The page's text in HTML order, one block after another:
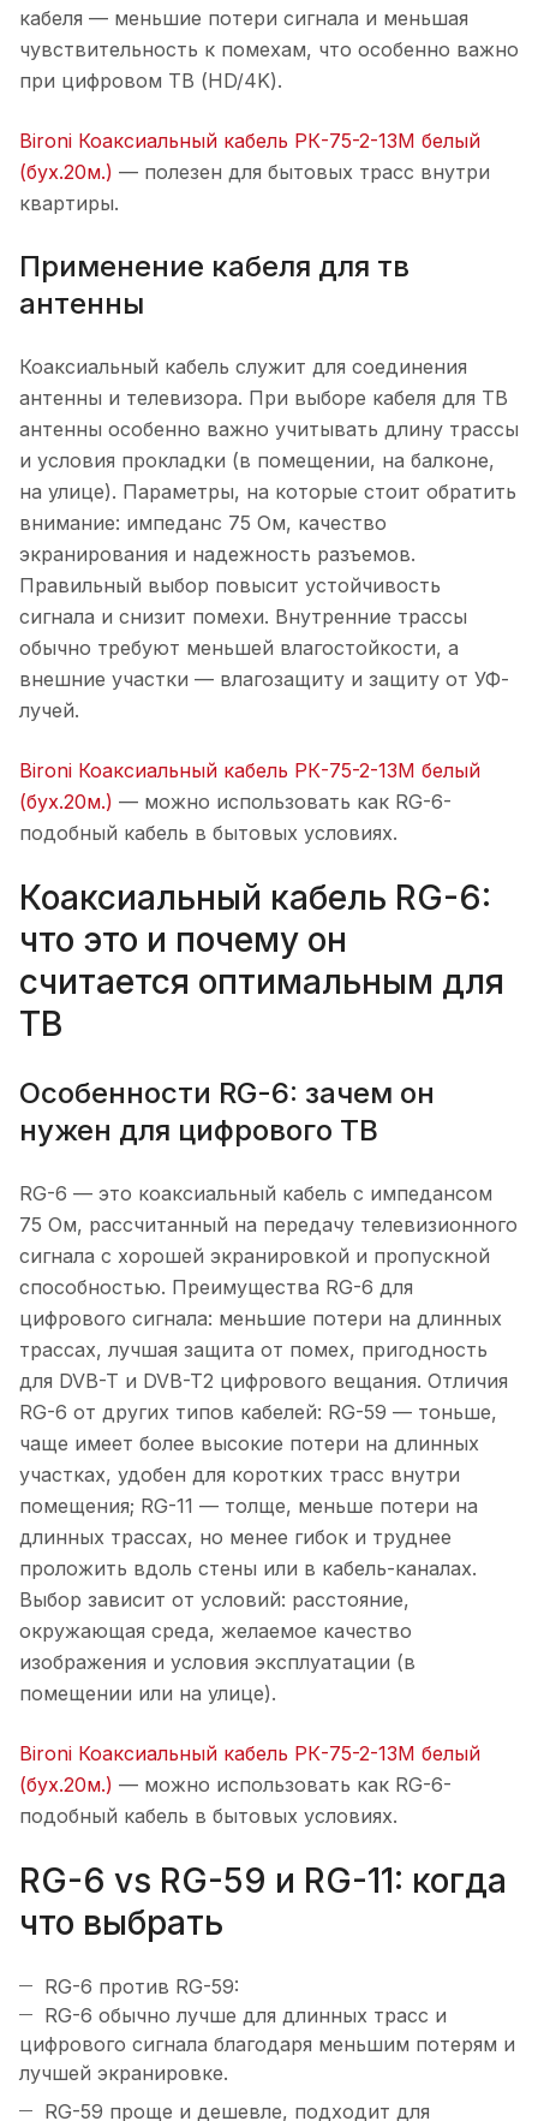
кабеля — меньшие потери сигнала и меньшая
чувствительность к помехам, что особенно важно
при цифровом ТВ (HD/4K).
Bironi Коаксиальный кабель РК-75-2-13М белый
(бух.20м.) — полезен для бытовых трасс внутри
квартиры.
Применение кабеля для тв
антенны
Коаксиальный кабель служит для соединения
антенны и телевизора. При выборе кабеля для ТВ
антенны особенно важно учитывать длину трассы
и условия прокладки (в помещении, на балконе,
на улице). Параметры, на которые стоит обратить
внимание: импеданс 75 Ом, качество
экранирования и надежность разъемов.
Правильный выбор повысит устойчивость
сигнала и снизит помехи. Внутренние трассы
обычно требуют меньшей влагостойкости, а
внешние участки — влагозащиту и защиту от УФ-
лучей.
Bironi Коаксиальный кабель РК-75-2-13М белый
(бух.20м.) — можно использовать как RG-6-
подобный кабель в бытовых условиях.
Коаксиальный кабель RG-6:
что это и почему он
считается оптимальным для
ТВ
Особенности RG-6: зачем он
нужен для цифрового ТВ
RG-6 — это коаксиальный кабель с импедансом
75 Ом, рассчитанный на передачу телевизионного
сигнала с хорошей экранировкой и пропускной
способностью. Преимущества RG-6 для
цифрового сигнала: меньшие потери на длинных
трассах, лучшая защита от помех, пригодность
для DVB-T и DVB-T2 цифрового вещания. Отличия
RG-6 от других типов кабелей: RG-59 — тоньше,
чаще имеет более высокие потери на длинных
участках, удобен для коротких трасс внутри
помещения; RG-11 — толще, меньше потери на
длинных трассах, но менее гибок и труднее
проложить вдоль стены или в кабель-каналах.
Выбор зависит от условий: расстояние,
окружающая среда, желаемое качество
изображения и условия эксплуатации (в
помещении или на улице).
Bironi Коаксиальный кабель РК-75-2-13М белый
(бух.20м.) — можно использовать как RG-6-
подобный кабель в бытовых условиях.
RG-6 vs RG-59 и RG-11: когда
что выбрать
RG-6 против RG-59:
RG-6 обычно лучше для длинных трасс и
цифрового сигнала благодаря меньшим потерям и
лучшей экранировке.
RG-59 проще и дешевле, подходит для